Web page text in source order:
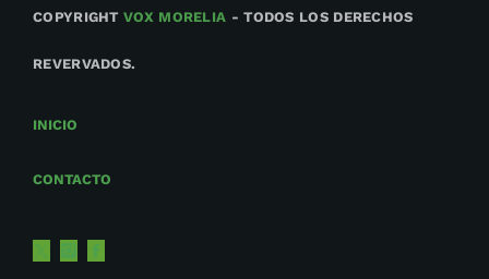
COPYRIGHTVOX MORELIA - TODOS LOS DERECHOS
REVERVADOS.
INICIO
CONTACTO